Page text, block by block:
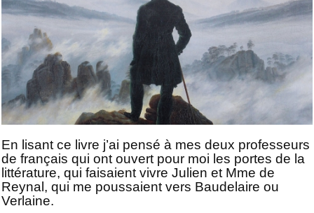
En lisant ce livre j’ai pensé à mes deux professeurs
de français qui ont ouvert pour moi les portes de la
littérature, qui faisaient vivre Julien et Mme de
Reynal, qui me poussaient vers Baudelaire ou
Verlaine.